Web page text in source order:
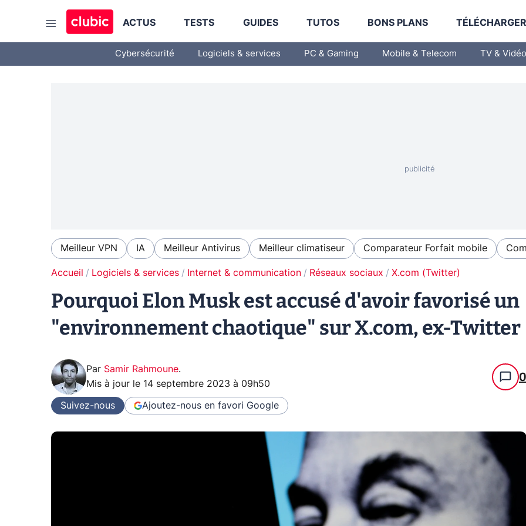
ACTUS TESTS GUIDES TUTOS BONS PLANS
Cybersécurité Logiciels & services PC & Gaming Mobile & Telecom TV & Vidéo
Meilleur VPN IA Meilleur Antivirus Meilleur climatiseur Comparateur Forfait mobile
Accueil Logiciels & services Internet & communication Réseaux sociaux X.com (Twitter)
Pourquoi Elon Musk est accusé d'avoir favorisé un
"environnement chaotique" sur X.com, ex-Twitter
Par Samir Rahmoune.
Mis à jour le 14 septembre 2023 à 09h50 0
Suivez-nous Ajoutez-nous en favori Google